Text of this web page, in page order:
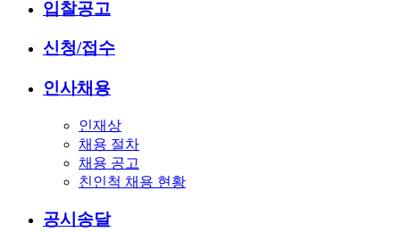
입찰공고
신청/접수
인사채용
인재상
채용 절차
채용 공고
친인척 채용 현황
공시송달